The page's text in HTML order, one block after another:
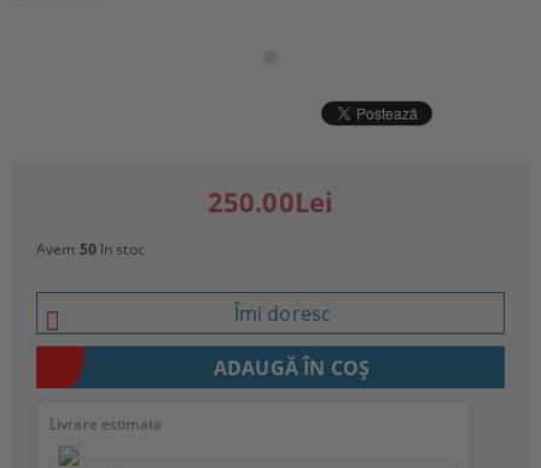
250.00Lei
Avem 50în stoc
Îmi doresc
Livrare estimata